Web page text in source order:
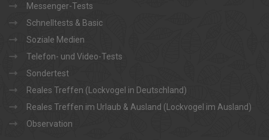
Messenger-Tests
Schnelltests & Basic
Soziale Medien
Telefon- und Video-Tests
Sondertest
Reales Treffen (Lockvogel in Deutschland)
Reales Treffen im Urlaub & Ausland (Lockvogel im Ausland)
Observation